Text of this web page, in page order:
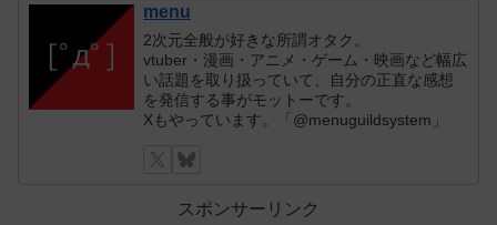
menu
2次元全般が好きな所謂オタク。
vtuber・漫画・アニメ・ゲーム・映画など幅広
い話題を取り扱っていて、自分の正直な感想
を発信する事がモットーです。
Xもやっています。「@menuguildsystem」
スポンサーリンク